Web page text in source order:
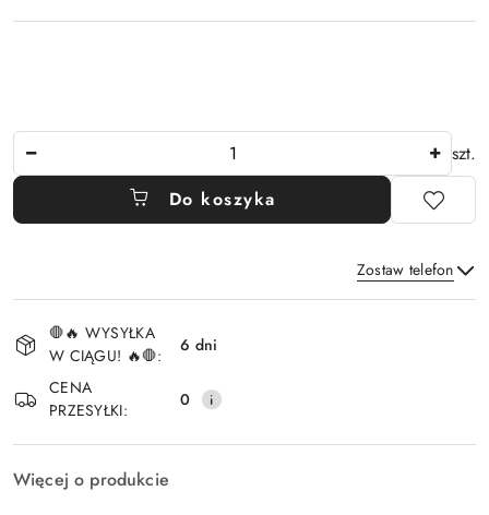
szt.
Do koszyka
Zostaw telefon
i
dostawa
🛑🔥 WYSYŁKA
W CIĄGU! 🔥🛑:
6 dni
CENA
PRZESYŁKI:
0
Więcej o produkcie